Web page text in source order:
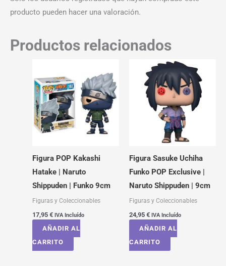
producto pueden hacer una valoración.
Productos relacionados
Figura POP Kakashi
Hatake | Naruto
Shippuden | Funko 9cm
Figuras y Coleccionables
17,95 € IVA Incluído
AÑADIR AL
CARRITO
Figura Sasuke Uchiha
Funko POP Exclusive |
Naruto Shippuden | 9cm
Figuras y Coleccionables
24,95 € IVA Incluído
AÑADIR AL
CARRITO